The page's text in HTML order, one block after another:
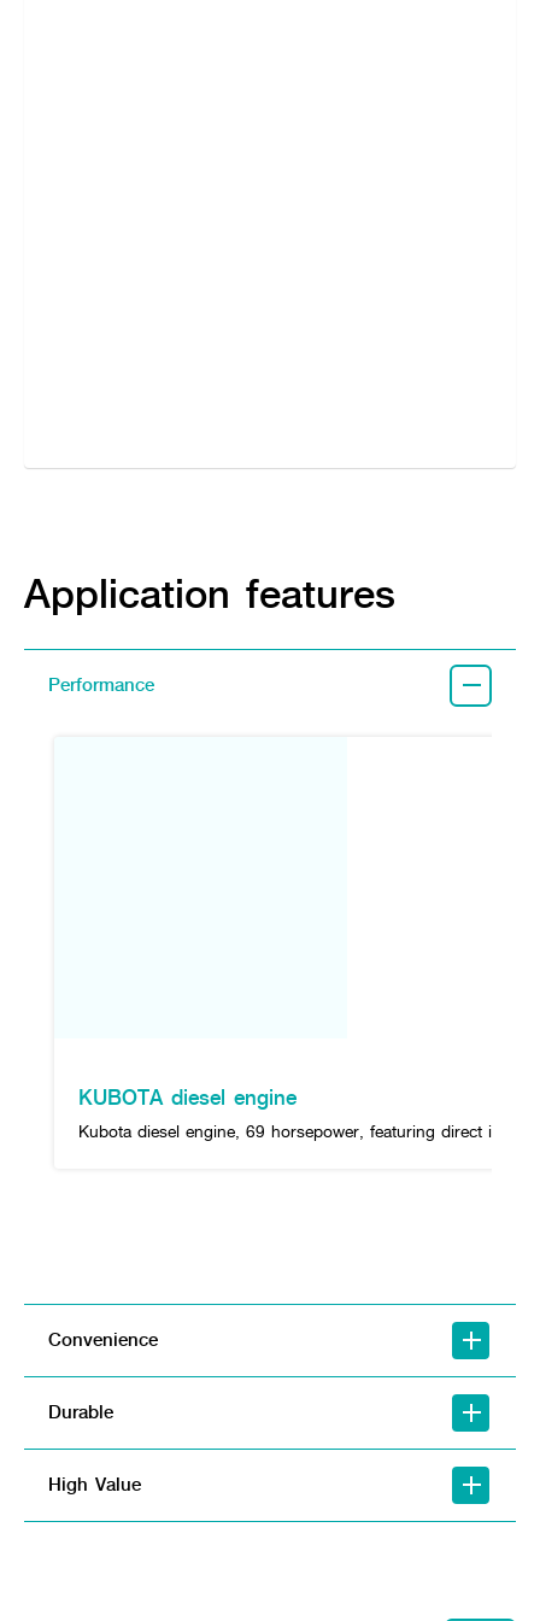
Application features
Performance
KUBOTA diesel engine
Kubota diesel engine, 69 horsepower, featuring direct
Convenience
Durable
High Value